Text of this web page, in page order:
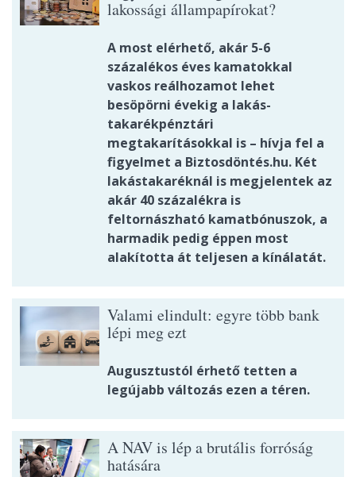
lakossági állampapírokat?
A most elérhető, akár 5-6
százalékos éves kamatokkal
vaskos reálhozamot lehet
besöpörni évekig a lakás-
takarékpénztári
megtakarításokkal is – hívja fel a
figyelmet a Biztosdöntés.hu. Két
lakástakaréknál is megjelentek az
akár 40 százalékra is
feltornászható kamatbónuszok, a
harmadik pedig éppen most
alakította át teljesen a kínálatát.
Valami elindult: egyre több bank
lépi meg ezt
Augusztustól érhető tetten a
legújabb változás ezen a téren.
A NAV is lép a brutális forróság
hatására